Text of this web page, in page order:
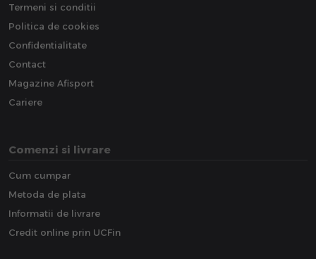
Termeni si conditii
Politica de cookies
Confidentialitate
Contact
Magazine Afisport
Cariere
Comenzi si livrare
Cum cumpar
Metoda de plata
Informatii de livrare
Credit online prin UCFin